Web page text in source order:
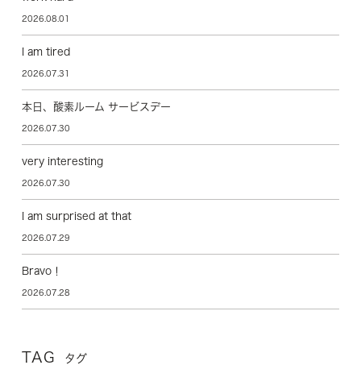
2026.08.01
I am tired
2026.07.31
本日、酸素ルーム サービスデー
2026.07.30
very interesting
2026.07.30
I am surprised at that
2026.07.29
Bravo！
2026.07.28
TAG タグ